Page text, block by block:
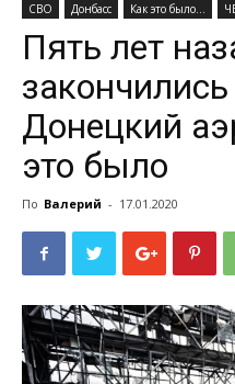
СВО Донбасс Как это было...
Пять лет
Донецкий
это было
По Валерий - 17.01.2020